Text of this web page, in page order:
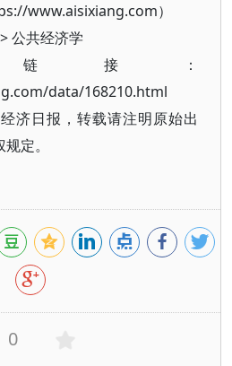
www.aisixiang.com）
>公共经济学
接：
data/168210.html
济日报，转载请注明原始出
定。
0